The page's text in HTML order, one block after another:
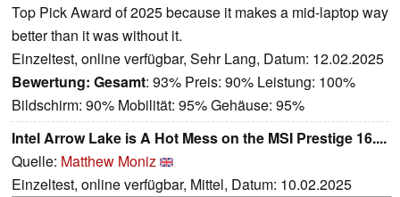
Top Pick Award of 2025 because it makes a mid-laptop way
better than it was without it.
Einzeltest, online verfügbar, Sehr Lang, Datum: 12.02.2025
Bewertung: Gesamt: 93% Preis: 90% Leistung: 100%
Bildschirm: 90% Mobilität: 95% Gehäuse: 95%
Intel Arrow Lake is A Hot Mess on the MSI Prestige 16....
Quelle: Matthew Moniz
Einzeltest, online verfügbar, Mittel, Datum: 10.02.2025